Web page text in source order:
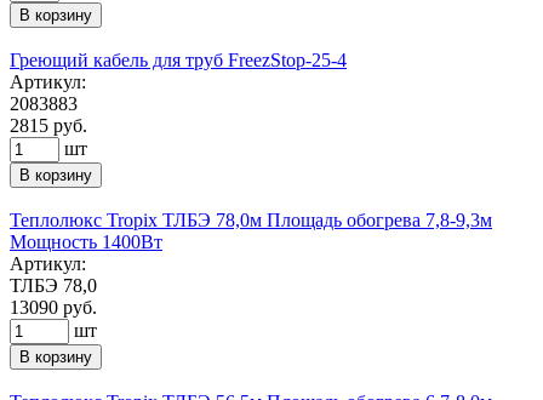
В корзину
Греющий кабель для труб FreezStop-25-4
Артикул:
2083883
2815 руб.
шт
В корзину
Теплолюкс Tropix ТЛБЭ 78,0м Площадь обогрева 7,8-9,3м
Мощность 1400Вт
Артикул:
ТЛБЭ 78,0
13090 руб.
шт
В корзину